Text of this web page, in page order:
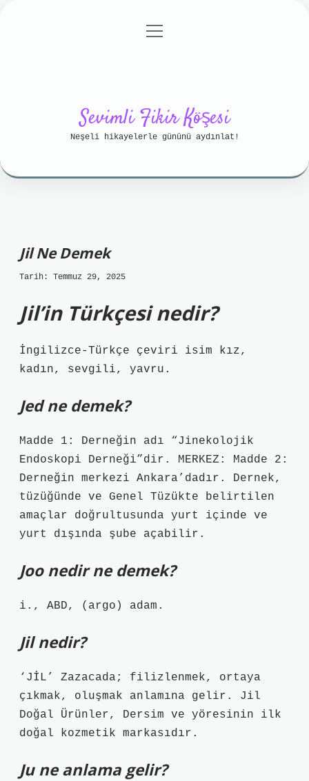
Gizlilik Politikası
menüyü
Sevimli Fikir Köşesi
Neşeli hikayelerle gününü aydınlat!
Jil Ne Demek
Tarih: Temmuz 29, 2025
Jil’in Türkçesi nedir?
İngilizce-Türkçe çeviri isim kız,
kadın, sevgili, yavru.
Jed ne demek?
Madde 1: Derneğin adı “Jinekolojik
Endoskopi Derneği”dir. MERKEZ: Madde 2:
Derneğin merkezi Ankara’dadır. Dernek,
tüzüğünde ve Genel Tüzükte belirtilen
amaçlar doğrultusunda yurt içinde ve
yurt dışında şube açabilir.
Joo nedir ne demek?
i., ABD, (argo) adam.
Jil nedir?
‘JİL’ Zazacada; filizlenmek, ortaya
çıkmak, oluşmak anlamına gelir. Jil
Doğal Ürünler, Dersim ve yöresinin ilk
doğal kozmetik markasıdır.
Ju ne anlama gelir?